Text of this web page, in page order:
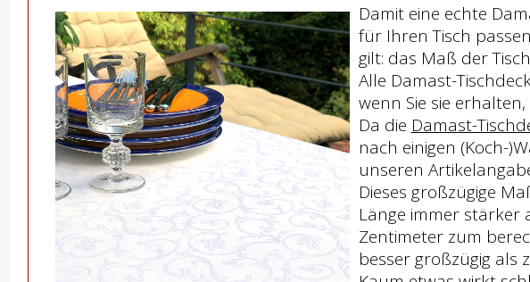
Damit eine echte
für Ihren Tisch
gilt: das Maß der
Alle Damast-
wenn Sie sie
Da die Damast-
nach einigen (Koch-
unseren
Dieses großzügige
Länge immer stärker
Zentimeter zum
besser großzügig als